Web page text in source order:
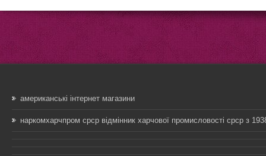
американські інтернет магазини
наркомхарчпром срср відмінник харчової промисловості срср з